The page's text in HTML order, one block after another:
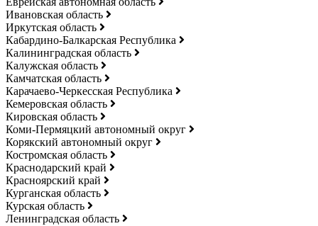
Ивановская область
Иркутская область
Кабардино-Балкарская Республика
Калининградская область
Калужская область
Камчатская область
Карачаево-Черкесская Республика
Кемеровская область
Кировская область
Коми-Пермяцкий автономный округ
Корякский автономный округ
Костромская область
Краснодарский край
Красноярский край
Курганская область
Курская область
Ленинградская область